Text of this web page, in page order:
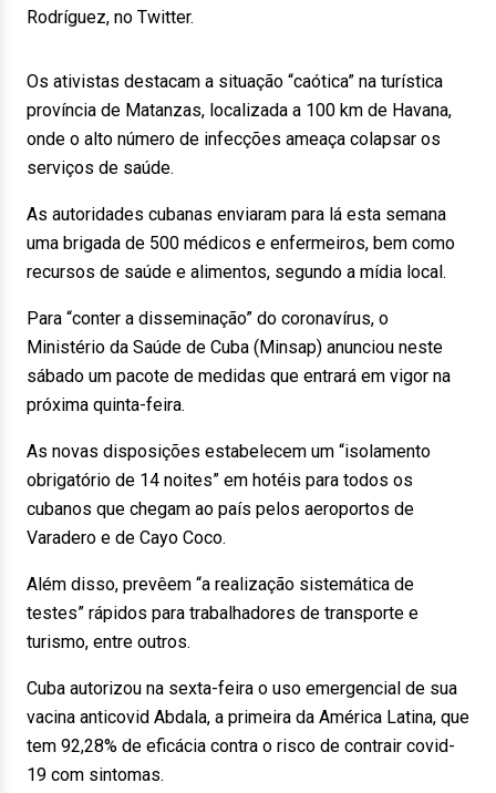
Rodríguez, no Twitter.
Os ativistas destacam a situação “caótica” na turística
província de Matanzas, localizada a 100 km de Havana,
onde o alto número de infecções ameaça colapsar os
serviços de saúde.
As autoridades cubanas enviaram para lá esta semana
uma brigada de 500 médicos e enfermeiros, bem como
recursos de saúde e alimentos, segundo a mídia local.
Para “conter a disseminação” do coronavírus, o
Ministério da Saúde de Cuba (Minsap) anunciou neste
sábado um pacote de medidas que entrará em vigor na
próxima quinta-feira.
As novas disposições estabelecem um “isolamento
obrigatório de 14 noites” em hotéis para todos os
cubanos que chegam ao país pelos aeroportos de
Varadero e de Cayo Coco.
Além disso, prevêem “a realização sistemática de
testes” rápidos para trabalhadores de transporte e
turismo, entre outros.
Cuba autorizou na sexta-feira o uso emergencial de sua
vacina anticovid Abdala, a primeira da América Latina, que
tem 92,28% de eficácia contra o risco de contrair covid-
19 com sintomas.